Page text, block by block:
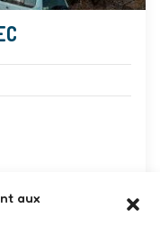
aux
Idylcar